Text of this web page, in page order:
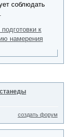
соблюдать
к
намерения
создать форум